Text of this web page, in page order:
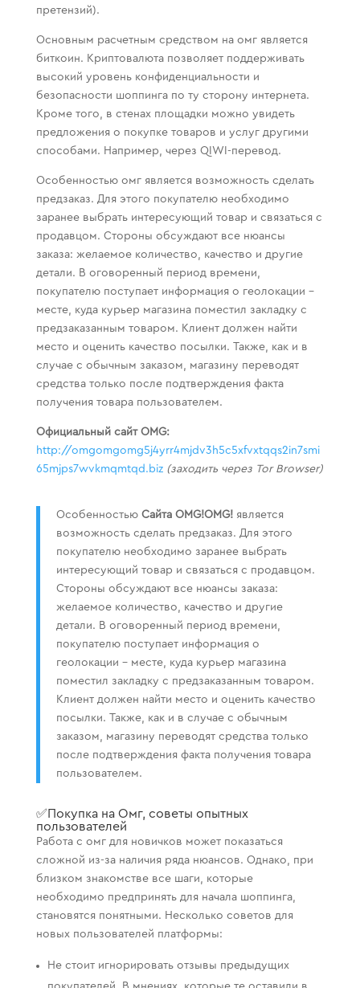
претензий).
Основным расчетным средством на омг является
биткоин. Криптовалюта позволяет поддерживать
высокий уровень конфиденциальности и
безопасности шоппинга по ту сторону интернета.
Кроме того, в стенах площадки можно увидеть
предложения о покупке товаров и услуг другими
способами. Например, через QIWI-перевод.
Особенностью омг является возможность сделать
предзаказ. Для этого покупателю необходимо
заранее выбрать интересующий товар и связаться с
продавцом. Стороны обсуждают все нюансы
заказа: желаемое количество, качество и другие
детали. В оговоренный период времени,
покупателю поступает информация о геолокации –
месте, куда курьер магазина поместил закладку с
предзаказанным товаром. Клиент должен найти
место и оценить качество посылки. Также, как и в
случае с обычным заказом, магазину переводят
средства только после подтверждения факта
получения товара пользователем.
Официальный сайт OMG:
http://omgomgomg5j4yrr4mjdv3h5c5xfvxtqqs2in7smi
65mjps7wvkmqmtqd.biz (заходить через Tor Browser)
Особенностью Сайта OMG!OMG!является
возможность сделать предзаказ. Для этого
покупателю необходимо заранее выбрать
интересующий товар и связаться с продавцом.
Стороны обсуждают все нюансы заказа:
желаемое количество, качество и другие
детали. В оговоренный период времени,
покупателю поступает информация о
геолокации – месте, куда курьер магазина
поместил закладку с предзаказанным товаром.
Клиент должен найти место и оценить качество
посылки. Также, как и в случае с обычным
заказом, магазину переводят средства только
после подтверждения факта получения товара
пользователем.
✅Покупка на Омг, советы опытных
пользователей
Работа с омг для новичков может показаться
сложной из-за наличия ряда нюансов. Однако, при
близком знакомстве все шаги, которые
необходимо предпринять для начала шоппинга,
становятся понятными. Несколько советов для
новых пользователей платформы:
Не стоит игнорировать отзывы предыдущих